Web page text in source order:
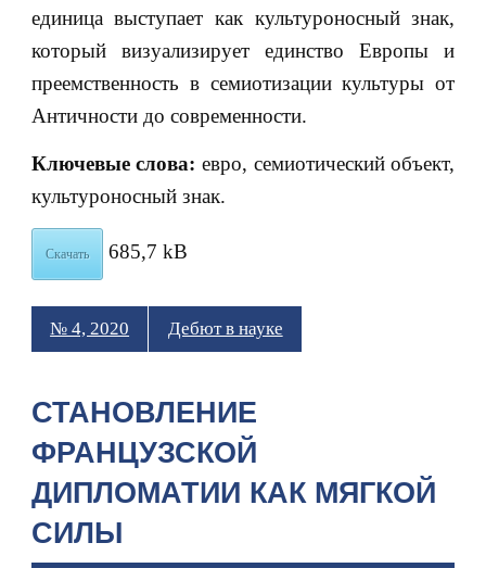
единица выступает как культуроносный знак,
который визуализирует единство Европы и
преемственность в семиотизации культуры от
Античности до современности.
Ключевые слова: евро, семиотический объект,
культуроносный знак.
Скачать 685,7 kB
№ 4, 2020 Дебют в науке
СТАНОВЛЕНИЕ
ФРАНЦУЗСКОЙ
ДИПЛОМАТИИ КАК МЯГКОЙ
СИЛЫ